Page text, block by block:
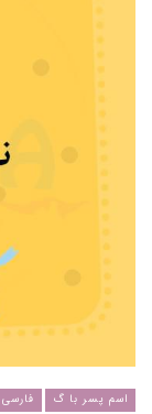
اسم پسر با گ فارسی